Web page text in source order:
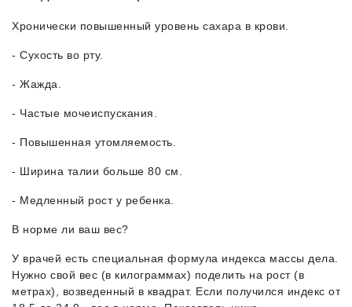
Хронически повышенный уровень сахара в крови.
- Сухость во рту.
- Жажда.
- Частые мочеиспускания.
- Повышенная утомляемость.
- Ширина талии больше 80 см.
- Медленный рост у ребенка.
В норме ли ваш вес?
У врачей есть специальная формула индекса массы дела.
Нужно свой вес (в килограммах) поделить на рост (в
метрах), возведенный в квадрат. Если получился индекс от